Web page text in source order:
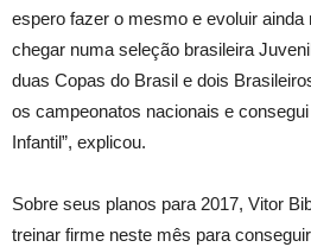
espero fazer o mesmo e evoluir
chegar numa seleção brasileira
duas Copas do Brasil e dois
os campeonatos nacionais e
Infantil”, explicou.
Sobre seus planos para 2017, Vitor
treinar firme neste mês para